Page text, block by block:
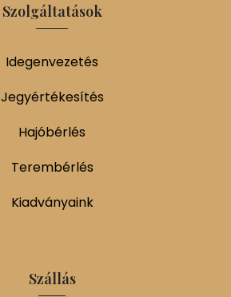
Szolgáltatások
Idegenvezetés
Jegyértékesítés
Hajóbérlés
Terembérlés
Kiadványaink
Szállás